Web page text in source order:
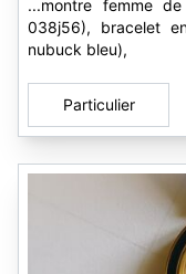
...montre femme
038j56), bracelet
nubuck bleu),
Particulier